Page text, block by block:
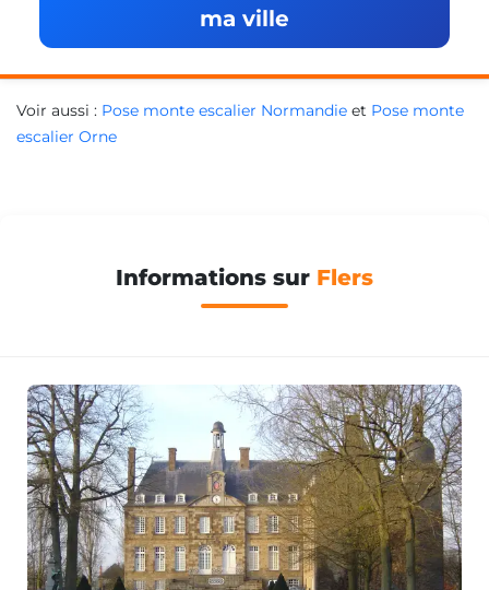
ma ville
Voir aussi : Pose monte escalier Normandie et Pose monte
escalier Orne
Informations sur Flers